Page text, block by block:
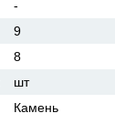
-
9
8
шт
Камень